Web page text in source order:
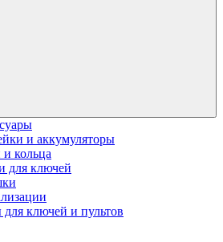
и аккумуляторы
кольца
для ключей
ключей и пультов